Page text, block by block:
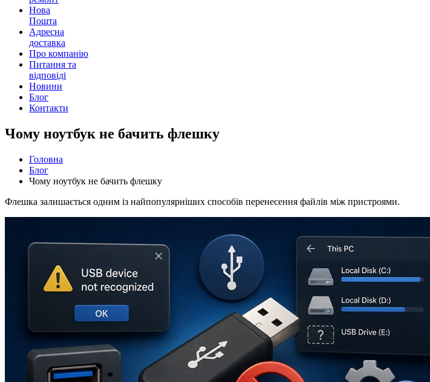
Нова
Пошта
Адресна
доставка
Про компанію
Питання та
відповіді
Новини
Блог
Контакти
Чому ноутбук не бачить флешку
Головна
Блог
Чому ноутбук не бачить флешку
Флешка залишається одним із найпопулярніших способів перенесення файлів між пристроями.